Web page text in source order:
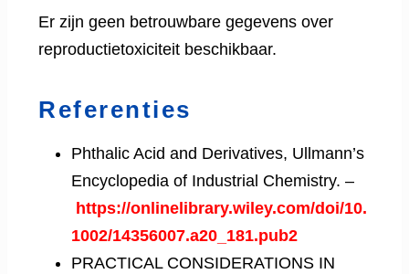
Er zijn geen betrouwbare gegevens over
reproductietoxiciteit beschikbaar.
Referenties
Phthalic Acid and Derivatives, Ullmann’s
Encyclopedia of Industrial Chemistry. –
https://onlinelibrary.wiley.com/doi/10.
1002/14356007.a20_181.pub2
PRACTICAL CONSIDERATIONS IN